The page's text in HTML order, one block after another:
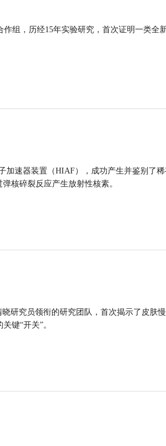
组，历经15年实验研究，首次证明一类全
加速器装置（HIAF），成功产生并鉴别了
核碎裂反应产生放射性核素。
研究员领衔的研究团队，首次揭示了皮肤
键“开关”。